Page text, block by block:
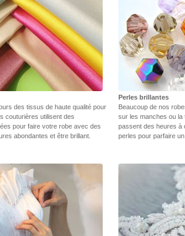
des tissus de haute qualité pour
couturières utilisent des
pour faire votre robe avec des
abondantes et être brillant.
Perles brillantes
Beaucoup de nos
sur les manches ou la
passent des heures à
perles pour parfaire